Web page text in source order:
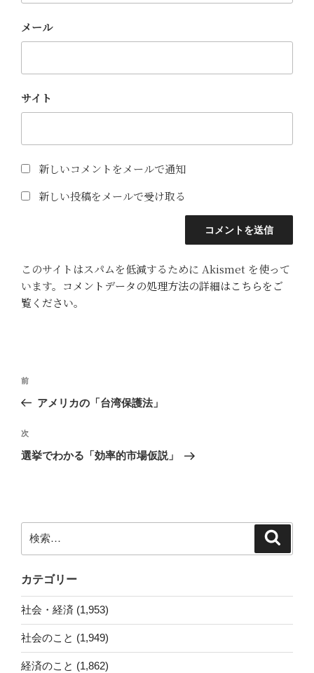
メール
サイト
新しいコメントをメールで通知
新しい投稿をメールで受け取る
このサイトはスパムを低減するために Akismet を使って
います。 コメントデータの処理方法の詳細はこちらをご
覧ください。
投
ビ
ゲ
ン
前
の
稿
前
アメリカの「台湾保護法」
次
の
次
選挙でわかる「効率的市場仮説」
索:
カテゴリー
社会・経済 (1,953)
社会のこと (1,949)
経済のこと (1,862)